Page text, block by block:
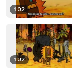
1:02
1:02